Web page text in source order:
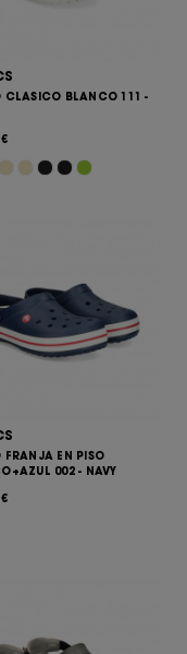
CLASICO BLANCO 111 -
€
FRANJA EN PISO
002 - NAVY
€